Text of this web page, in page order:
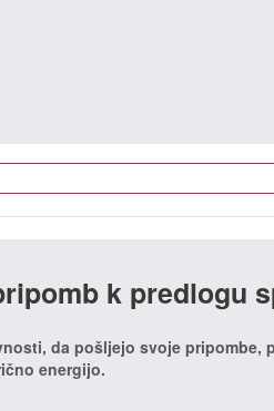
k predlogu
da pošljejo svoje pripombe,
energijo.